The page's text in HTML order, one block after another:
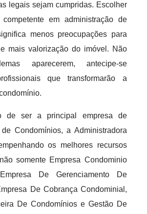
legais sejam cumpridas. Escolher
em administração de
menos preocupações para
mais valorização do imóvel. Não
aparecerem, antecipe-se
que transformarão a
de ser a principal empresa de
Condomínios, a Administradora
os melhores recursos
somente Empresa Condominio
De Gerenciamento De
De Cobrança Condominial,
De Condomínios e Gestão De